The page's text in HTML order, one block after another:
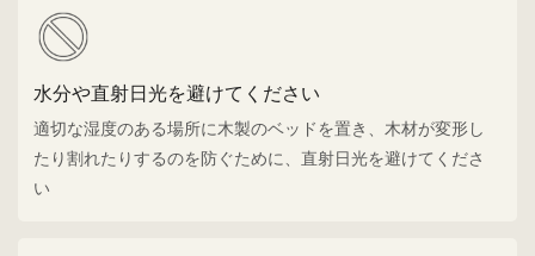
水分や直射日光を避けてください
適切な湿度のある場所に木製のベッドを置き、木材が変形し
たり割れたりするのを防ぐために、直射日光を避けてくださ
い